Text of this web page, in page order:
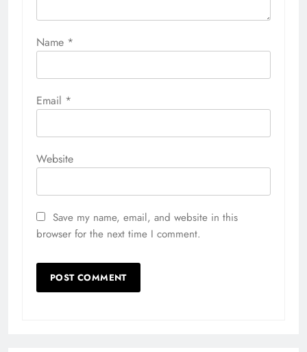
Name *
Email *
Website
Save my name, email, and website in this
browser for the next time I comment.